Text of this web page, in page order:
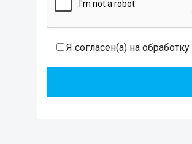
Я согласен(а) на обработку